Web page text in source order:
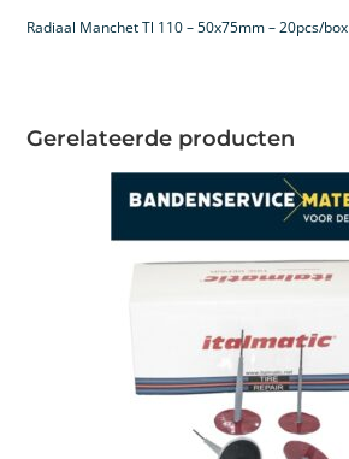
Radiaal Manchet Tl 110 – 50x75mm – 20pcs/box
Gerelateerde producten